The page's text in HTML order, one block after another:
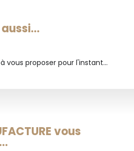
vous proposer pour l'instant...
vous